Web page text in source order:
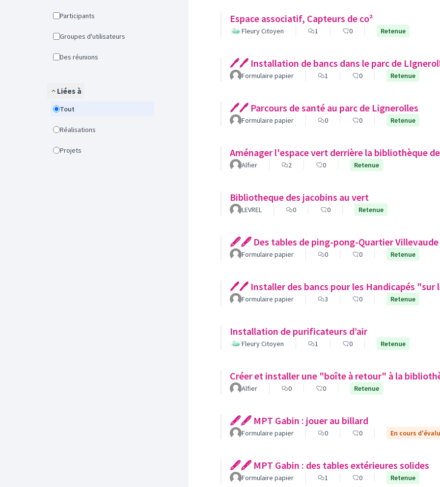
Participants
Groupes d'utilisateurs
Des réunions
Liées à
Tout
Réalisations
Projets
Espace associatif, Capteurs de co²
Fleury Citoyen 1 0 Retenue
🖊🖊 Installation de bancs dans le parc de
Formulaire papier 1 0 Retenue
🖊🖊 Parcours de santé au parc de Lignerolles
Formulaire papier 0 0 Retenue
Aménager l'espace vert derrière la bibliothèque
Alfier 2 0 Retenue
Bibliotheque des jacobins au vert
LEVREL 0 0 Retenue
🖋🖋 Des tables de ping-pong-Quartier Villevaude
Formulaire papier 0 0 Retenue
🖊🖊 Installer des bancs pour les Handicapés "sur
Formulaire papier 3 0 Retenue
Installation de purificateurs d’air
Fleury Citoyen 1 0 Retenue
Créer et installer une "boîte à retour" à la
Alfier 0 0 Retenue
🖋🖋 MPT Gabin : jouer au billard
Formulaire papier 0 0 En cours
🖋🖋 MPT Gabin : des tables extérieures solides
Formulaire papier 1 0 Retenue